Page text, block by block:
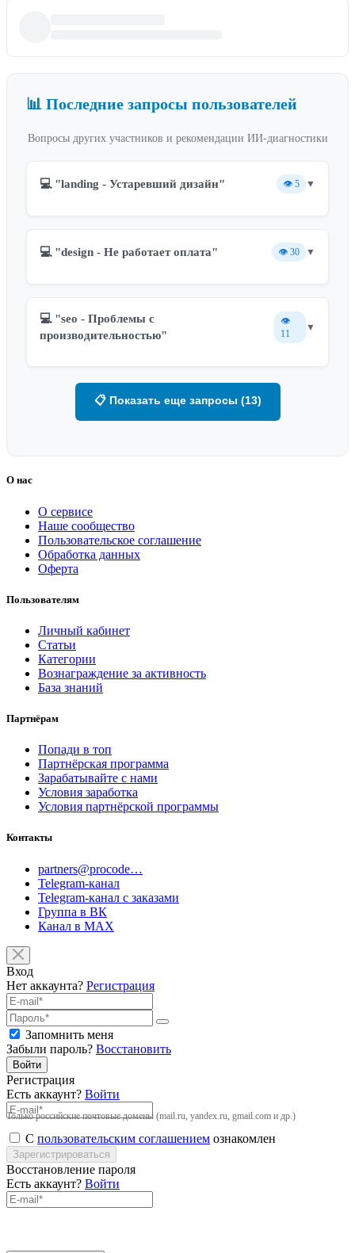
📊 Последние запросы пользователей
Вопросы других участников и рекомендации ИИ-диагностики
💻 "landing - Устаревший дизайн" 👁️ 5 ▼
💻 "design - Не работает оплата" 👁️ 30 ▼
💻 "seo - Проблемы с
производительностью"
👁️
11
▼
📋 Показать еще запросы (13)
О нас
О сервисе
Наше сообщество
Пользовательское соглашение
Обработка данных
Оферта
Пользователям
Личный кабинет
Статьи
Категории
Вознаграждение за активность
База знаний
Партнёрам
Попади в топ
Партнёрская программа
Зарабатывайте с нами
Условия заработка
Условия партнёрской программы
Контакты
partners@procode…
Telegram-канал
Telegram-канал с заказами
Группа в ВК
Канал в MAX
Вход
Нет аккаунта? Регистрация
Запомнить меня
Забыли пароль? Восстановить
Войти
Регистрация
Есть аккаунт? Войти
Только российские почтовые домены (mail.ru, yandex.ru, gmail.com и др.)
С пользовательским соглашением ознакомлен
Зарегистрироваться
Восстановление пароля
Есть аккаунт? Войти